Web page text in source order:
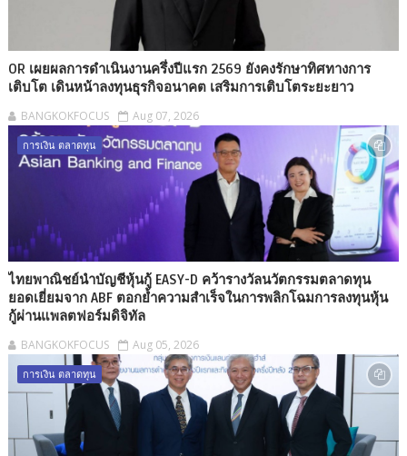
OR เผยผลการดำเนินงานครึ่งปีแรก 2569 ยังคงรักษาทิศทางการ
เติบโต เดินหน้าลงทุนธุรกิจอนาคต เสริมการเติบโตระยะยาว
BANGKOKFOCUS Aug 07, 2026
การเงิน ตลาดทุน
ไทยพาณิชย์นำบัญชีหุ้นกู้ EASY-D คว้ารางวัลนวัตกรรมตลาดทุน
ยอดเยี่ยมจาก ABF ตอกย้ำความสำเร็จในการพลิกโฉมการลงทุนหุ้น
กู้ผ่านแพลตฟอร์มดิจิทัล
BANGKOKFOCUS Aug 05, 2026
การเงิน ตลาดทุน